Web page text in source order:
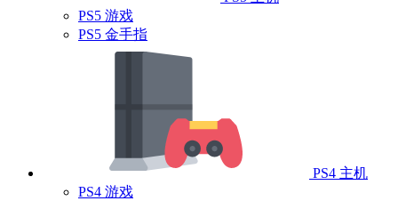
PS5 游戏
PS5 金手指
PS4 主机
PS4 游戏